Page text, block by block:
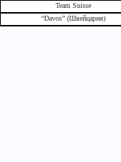
Team Suisse
“Davos” (Швейцария)